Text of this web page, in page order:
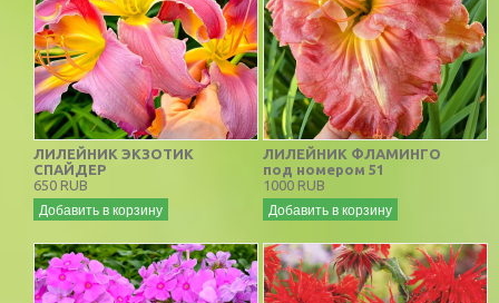
ЛИЛЕЙНИК ЭКЗОТИК
СПАЙДЕР
650 RUB
Добавить в корзину
ЛИЛЕЙНИК ФЛАМИНГО
под номером 51
1000 RUB
Добавить в корзину